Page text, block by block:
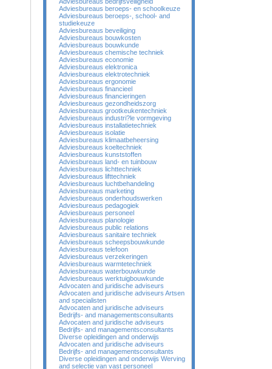
Adviesbureaus beroeps- en schoolkeuze
Adviesbureaus beroeps-, school- and
studiekeuze
Adviesbureaus beveiliging
Adviesbureaus bouwkosten
Adviesbureaus bouwkunde
Adviesbureaus chemische techniek
Adviesbureaus economie
Adviesbureaus elektronica
Adviesbureaus elektrotechniek
Adviesbureaus ergonomie
Adviesbureaus financieel
Adviesbureaus financieringen
Adviesbureaus gezondheidszorg
Adviesbureaus grootkeukentechniek
Adviesbureaus industri?le vormgeving
Adviesbureaus installatietechniek
Adviesbureaus isolatie
Adviesbureaus klimaatbeheersing
Adviesbureaus koeltechniek
Adviesbureaus kunststoffen
Adviesbureaus land- en tuinbouw
Adviesbureaus lichttechniek
Adviesbureaus lifttechniek
Adviesbureaus luchtbehandeling
Adviesbureaus marketing
Adviesbureaus onderhoudswerken
Adviesbureaus pedagogiek
Adviesbureaus personeel
Adviesbureaus planologie
Adviesbureaus public relations
Adviesbureaus sanitaire techniek
Adviesbureaus scheepsbouwkunde
Adviesbureaus telefoon
Adviesbureaus verzekeringen
Adviesbureaus warmtetechniek
Adviesbureaus waterbouwkunde
Adviesbureaus werktuigbouwkunde
Advocaten and juridische adviseurs
Advocaten and juridische adviseurs Artsen
and specialisten
Advocaten and juridische adviseurs
Bedrijfs- and managementsconsultants
Advocaten and juridische adviseurs
Bedrijfs- and managementsconsultants
Diverse opleidingen and onderwijs
Advocaten and juridische adviseurs
Bedrijfs- and managementsconsultants
Diverse opleidingen and onderwijs Werving
and selectie van vast personeel